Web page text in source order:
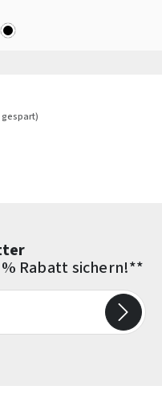
schwarz
gespart)
Rabatt sichern!**